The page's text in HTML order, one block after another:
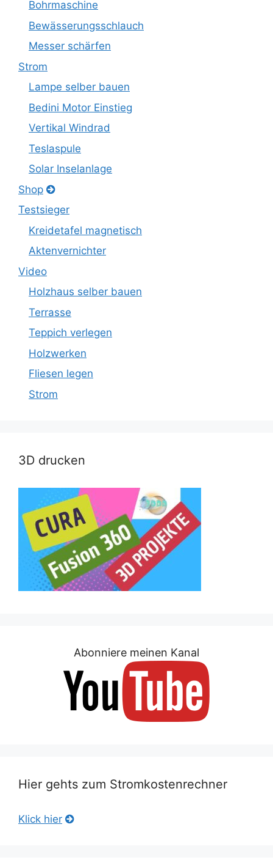
Bohrmaschine
Bewässerungsschlauch
Messer schärfen
Strom
Lampe selber bauen
Bedini Motor Einstieg
Vertikal Windrad
Teslaspule
Solar Inselanlage
Shop
Testsieger
Kreidetafel magnetisch
Aktenvernichter
Video
Holzhaus selber bauen
Terrasse
Teppich verlegen
Holzwerken
Fliesen legen
Strom
3D drucken
Abonniere meinen Kanal
Hier gehts zum Stromkostenrechner
Klick hier